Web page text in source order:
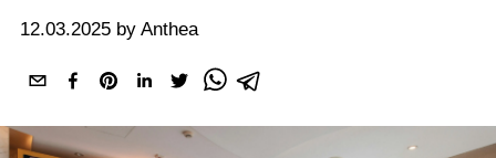
12.03.2025 by Anthea